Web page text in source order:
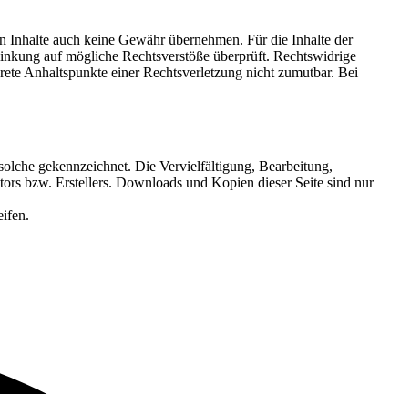
auch keine Gewähr übernehmen. Für die Inhalte der
auf mögliche Rechtsverstöße überprüft. Rechtswidrige
Anhaltspunkte einer Rechtsverletzung nicht zumutbar. Bei
gekennzeichnet. Die Vervielfältigung, Bearbeitung,
bzw. Erstellers. Downloads und Kopien dieser Seite sind nur